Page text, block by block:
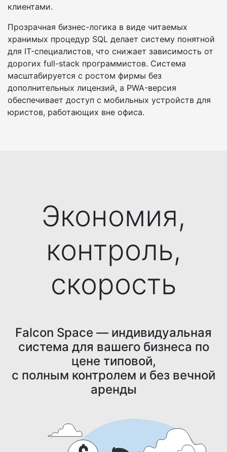
клиентами.
Прозрачная бизнес-логика в виде читаемых
хранимых процедур SQL делает систему понятной
для IT-специалистов, что снижает зависимость от
дорогих full-stack программистов. Система
масштабируется с ростом фирмы без
дополнительных лицензий, а PWA-версия
обеспечивает доступ с мобильных устройств для
юристов, работающих вне офиса.
Экономия,
контроль,
скорость
Falcon Space — индивидуальная
система для вашего бизнеса по
цене типовой,
с полным контролем и без вечной
аренды